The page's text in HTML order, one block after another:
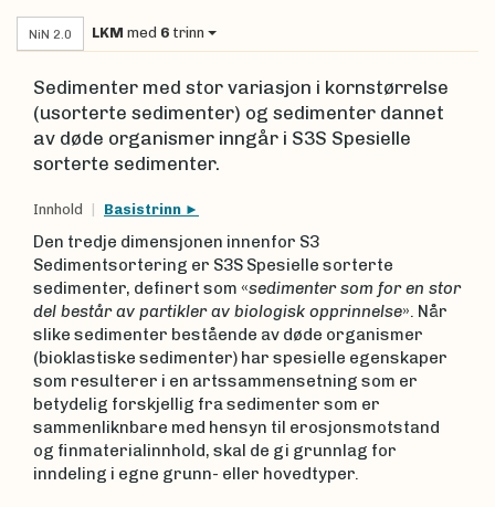
NiN 2.0 LKM med 6 trinn
Sedimenter med stor variasjon i kornstørrelse
(usorterte sedimenter) og sedimenter dannet
av døde organismer inngår i S3S Spesielle
sorterte sedimenter.
Innhold Basistrinn
Den tredje dimensjonen innenfor S3
Sedimentsortering er S3S Spesielle sorterte
sedimenter, definert som «sedimenter som for en stor
del består av partikler av biologisk opprinnelse». Når
slike sedimenter bestående av døde organismer
(bioklastiske sedimenter) har spesielle egenskaper
som resulterer i en artssammensetning som er
betydelig forskjellig fra sedimenter som er
sammenliknbare med hensyn til erosjonsmotstand
og finmaterialinnhold, skal de gi grunnlag for
inndeling i egne grunn- eller hovedtyper.